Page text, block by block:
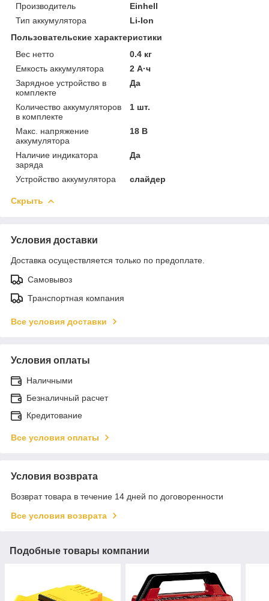
Производитель
Einhell
Тип аккумулятора
Li-Ion
Пользовательские характеристики
Вес нетто
0.4 кг
Емкость аккумулятора
2 А·ч
Зарядное устройство в
комплекте
Да
Количество аккумуляторов
в комплекте
1 шт.
Макс. напряжение
аккумулятора
18 В
Наличие индикатора
заряда
Да
Устройство аккумулятора слайдер
Скрыть
Условия доставки
Доставка осуществляется только по предоплате.
Самовывоз
Транспортная компания
Все условия доставки
Условия оплаты
Наличными
Безналичный расчет
Кредитование
Все условия оплаты
Условия возврата
Возврат товара в течение 14 дней по договоренности
Все условия возврата
Подобные товары компании